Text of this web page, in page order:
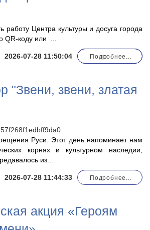
2026-07-28 11:50:04
работу Центра культуры и досуга города
QR-коду или
по
Подробнее...
"Звени, звени, златая
2026-07-28 11:44:33
Руси. Этот день напоминает нам
корнях и культурном наследии,
из...
Подробнее...
акция «Героям